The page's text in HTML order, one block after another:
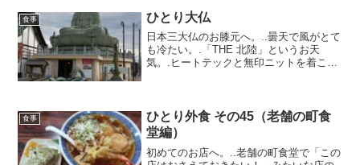
が.・・・・・・・・・.お彼岸か・・・.
うん、しょうがないな・・・.結局もう
一...
食事 ひとり大仏
日本三大仏のお膝元へ。..曇天で風がとて
も冷たい。.「THE 北陸」というお天
気。.ヒートテックと無印ニットを着こん
食事
ひとり外食 その45（老舗の町食
堂編）
初めてのお店へ。..老舗の町食堂で「この